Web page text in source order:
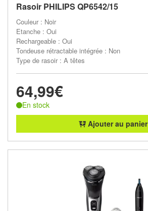
Rasoir PHILIPS QP6542/15
Couleur : Noir
Etanche : Oui
Rechargeable : Oui
Tondeuse rétractable intégrée : Non
Type de rasoir : A têtes
64,99€
En stock
Ajouter au panier